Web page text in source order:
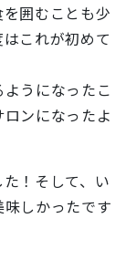
囲むことも少
これが初めて
うになったこ
ンになったよ
！そして、い
しかったです